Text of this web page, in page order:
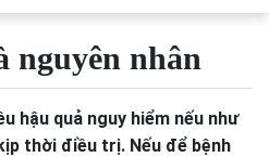
nguyên nhân
hậu quả nguy hiểm nếu như
thời điều trị. Nếu để bệnh